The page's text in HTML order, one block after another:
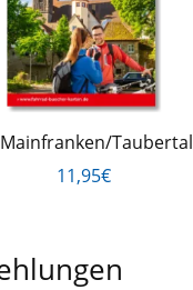
Taubertal
11,95€